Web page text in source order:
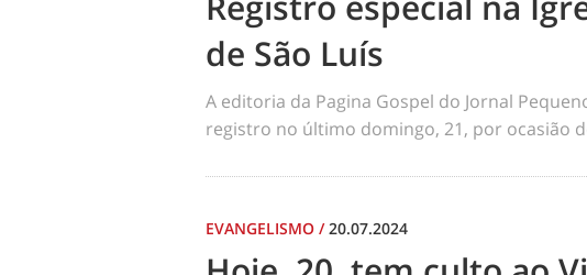
de São Luís
A editoria da Pagina Gospel do Jornal
registro no último domingo, 21, por ocasião
EVANGELISMO /20.07.2024